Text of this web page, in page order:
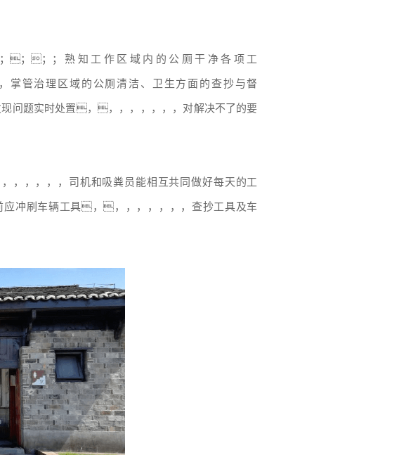
；；；熟知工作区域内的公厕干净各项工
管治理区域的公厕清洁、卫生方面的查抄与督
问题实时处置，，，，，，，，对解决不了的要
，，，，司机和吸粪员能相互共同做好每天的工
冲刷车辆工具，，，，，，，，查抄工具及车